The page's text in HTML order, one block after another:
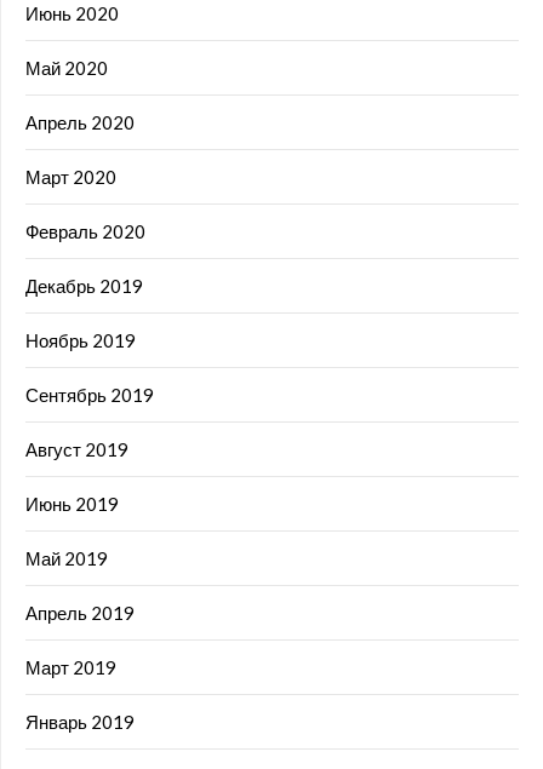
Июнь 2020
Май 2020
Апрель 2020
Март 2020
Февраль 2020
Декабрь 2019
Ноябрь 2019
Сентябрь 2019
Август 2019
Июнь 2019
Май 2019
Апрель 2019
Март 2019
Январь 2019